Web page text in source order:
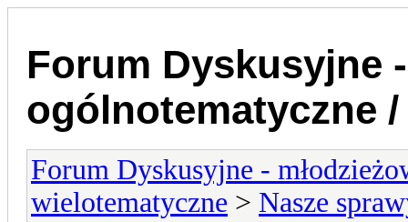
Forum Dyskusyjne
ogólnotematyczne
Forum Dyskusyjne -
wielotematyczne > Nasze